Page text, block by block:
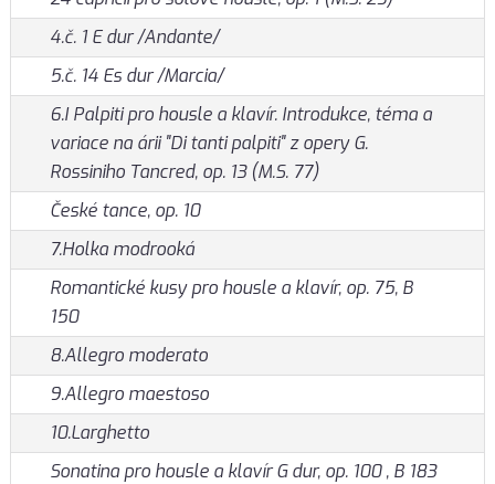
4.č. 1 E dur /Andante/
5.č. 14 Es dur /Marcia/
6.I Palpiti pro housle a klavír. Introdukce, téma a
variace na árii "Di tanti palpiti" z opery G.
Rossiniho Tancred, op. 13 (M.S. 77)
České tance, op. 10
7.Holka modrooká
Romantické kusy pro housle a klavír, op. 75, B
150
8.Allegro moderato
9.Allegro maestoso
10.Larghetto
Sonatina pro housle a klavír G dur, op. 100 , B 183